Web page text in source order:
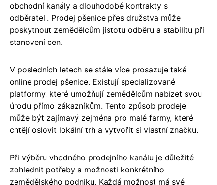
obchodní kanály a dlouhodobé kontrakty s
odběrateli. Prodej pšenice přes družstva může
poskytnout zemědělcům jistotu odběru a stabilitu při
stanovení cen.
V posledních letech se stále více prosazuje také
online prodej pšenice. Existují specializované
platformy, které umožňují zemědělcům nabízet svou
úrodu přímo zákazníkům. Tento způsob prodeje
může být zajímavý zejména pro malé farmy, které
chtějí oslovit lokální trh a vytvořit si vlastní značku.
Při výběru vhodného prodejního kanálu je důležité
zohlednit potřeby a možnosti konkrétního
zemědělského podniku. Každá možnost má své